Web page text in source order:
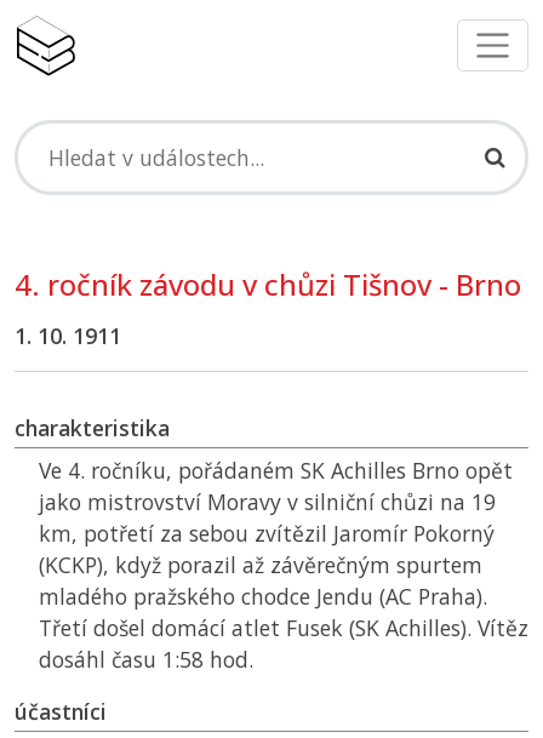
4. ročník závodu v chůzi Tišnov - Brno
1. 10. 1911
charakteristika
Ve 4. ročníku, pořádaném SK Achilles Brno opět
jako mistrovství Moravy v silniční chůzi na 19
km, potřetí za sebou zvítězil Jaromír Pokorný
(KCKP), když porazil až závěrečným spurtem
mladého pražského chodce Jendu (AC Praha).
Třetí došel domácí atlet Fusek (SK Achilles). Vítěz
dosáhl času 1:58 hod.
účastníci